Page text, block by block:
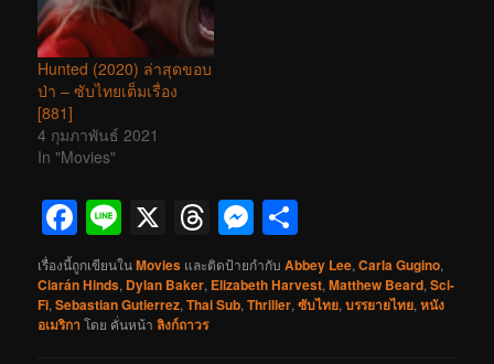
Hunted (2020) ล่าสุดขอบ
ป่า – ซับไทยเต็มเรื่อง
[881]
4 กุมภาพันธ์ 2021
In "Movies"
Facebook
Line
X Threads
Messenger
เรื่องนี้ถูกเขียนในMovies และติดป้ายกำกับAbbey Lee,Carla Gugino,
Ciarán Hinds, Dylan Baker, Elizabeth Harvest,Matthew Beard,Sci-
Fi,Sebastian Gutierrez,Thai Sub,Thriller,ซับไทย,บรรยายไทย,หนัง
อเมริกา โดย คั่นหน้าลิงก์ถาวร